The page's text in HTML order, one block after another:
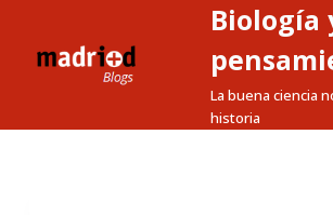
a
Biología
La buena ciencia
historia